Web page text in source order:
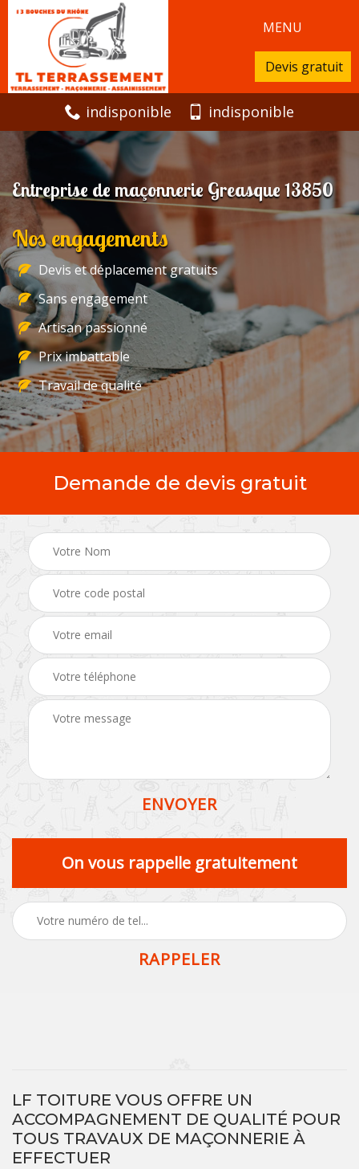
MENU
Devis gratuit
indisponible indisponible
Entreprise de maçonnerie Greasque 13850
Nos engagements
Devis et déplacement gratuits
Sans engagement
Artisan passionné
Prix imbattable
Travail de qualité
Demande de devis gratuit
On vous rappelle gratuitement
LF TOITURE VOUS OFFRE UN
ACCOMPAGNEMENT DE QUALITÉ POUR
TOUS TRAVAUX DE MAÇONNERIE À
EFFECTUER